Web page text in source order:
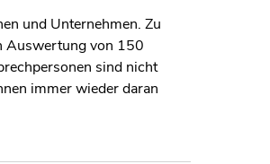
und Unternehmen. Zu
Auswertung von 150
sind nicht
immer wieder daran